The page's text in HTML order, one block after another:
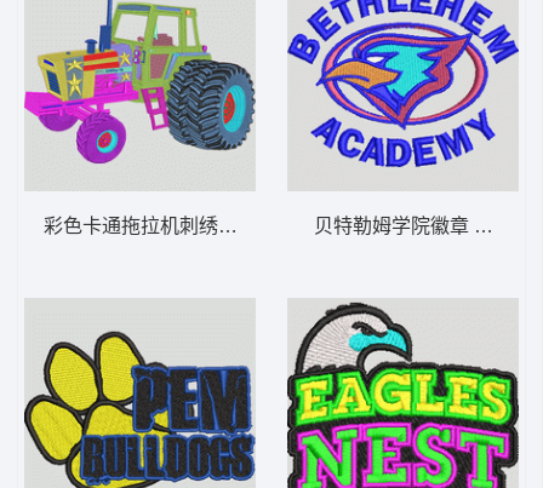
彩色卡通拖拉机刺绣设计 汽车 章仔标志布
贝特勒姆学院徽章 章仔标